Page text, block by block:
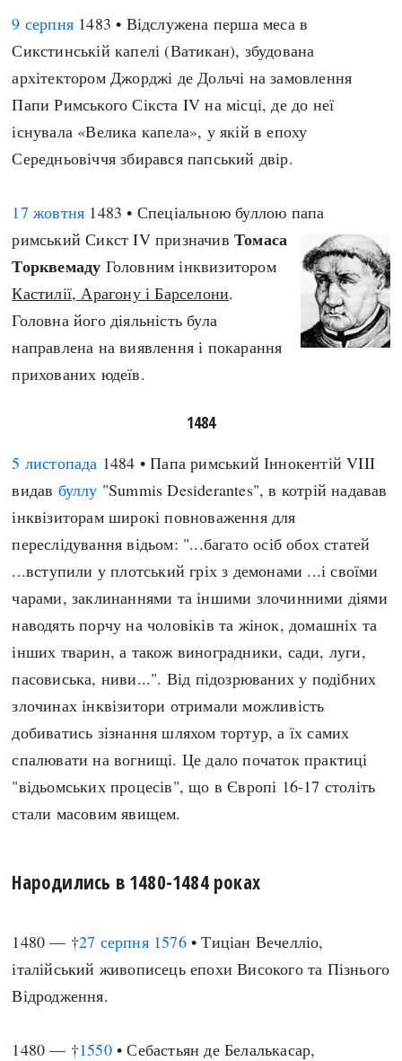
9 серпня 1483 • Відслужена перша меса в
Сикстинській капелі (Ватикан), збудована
архітектором Джорджі де Дольчі на замовлення
Папи Римського Сікста IV на місці, де до неї
існувала «Велика капела», у якій в епоху
Середньовіччя збирався папський двір.
17 жовтня 1483 • Спеціальною буллою папа
римський Сикст IV призначивТомаса
Торквемаду Головним інквизитором
Кастилії, Арагону і Барселони.
Головна його діяльність була
направлена на виявлення і покарання
прихованих юдеїв.
1484
5 листопада 1484 • Папа римський Іннокентій VIII
видав буллу "Summis Desiderantes", в котрій надавав
інквізиторам широкі повноваження для
переслідування відьом: "...багато осіб обох статей
...вступили у плотський гріх з демонами ...і своїми
чарами, заклинаннями та іншими злочинними діями
наводять порчу на чоловіків та жінок, домашніх та
інших тварин, а також виноградники, сади, луги,
пасовиська, ниви...". Від підозрюваних у подібних
злочинах інквізитори отримали можливість
добиватись зізнання шляхом тортур, а їх самих
спалювати на вогнищі. Це дало початок практиці
"відьомських процесів", що в Європі 16-17 століть
стали масовим явищем.
Народились в 1480-1484 роках
1480 — †27 серпня 1576• Тиціан Вечелліо,
італійський живописець епохи Високого та Пізнього
Відродження.
1480 — †1550• Себастьян де Белалькасар,